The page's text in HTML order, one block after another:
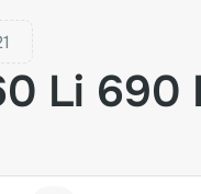
Li 690